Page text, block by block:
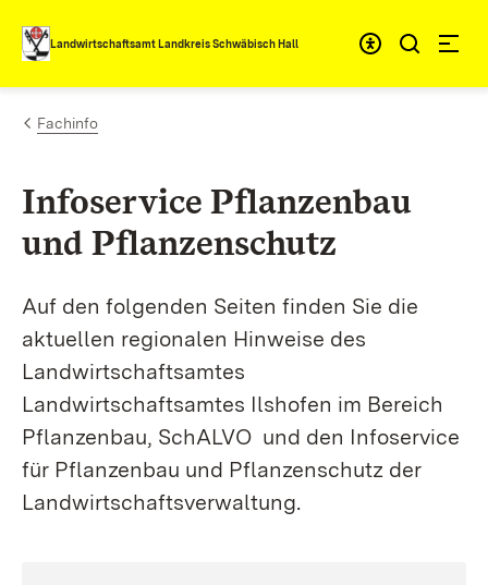
Zum Inhalt springen
Landwirtschaftsamt Landkreis Schwäbisch Hall
Fachinfo
Infoservice Pflanzenbau
und Pflanzenschutz
Auf den folgenden Seiten finden Sie die
aktuellen regionalen Hinweise des
Landwirtschaftsamtes
Landwirtschaftsamtes Ilshofen im Bereich
Pflanzenbau, SchALVO und den Infoservice
für Pflanzenbau und Pflanzenschutz der
Landwirtschaftsverwaltung.